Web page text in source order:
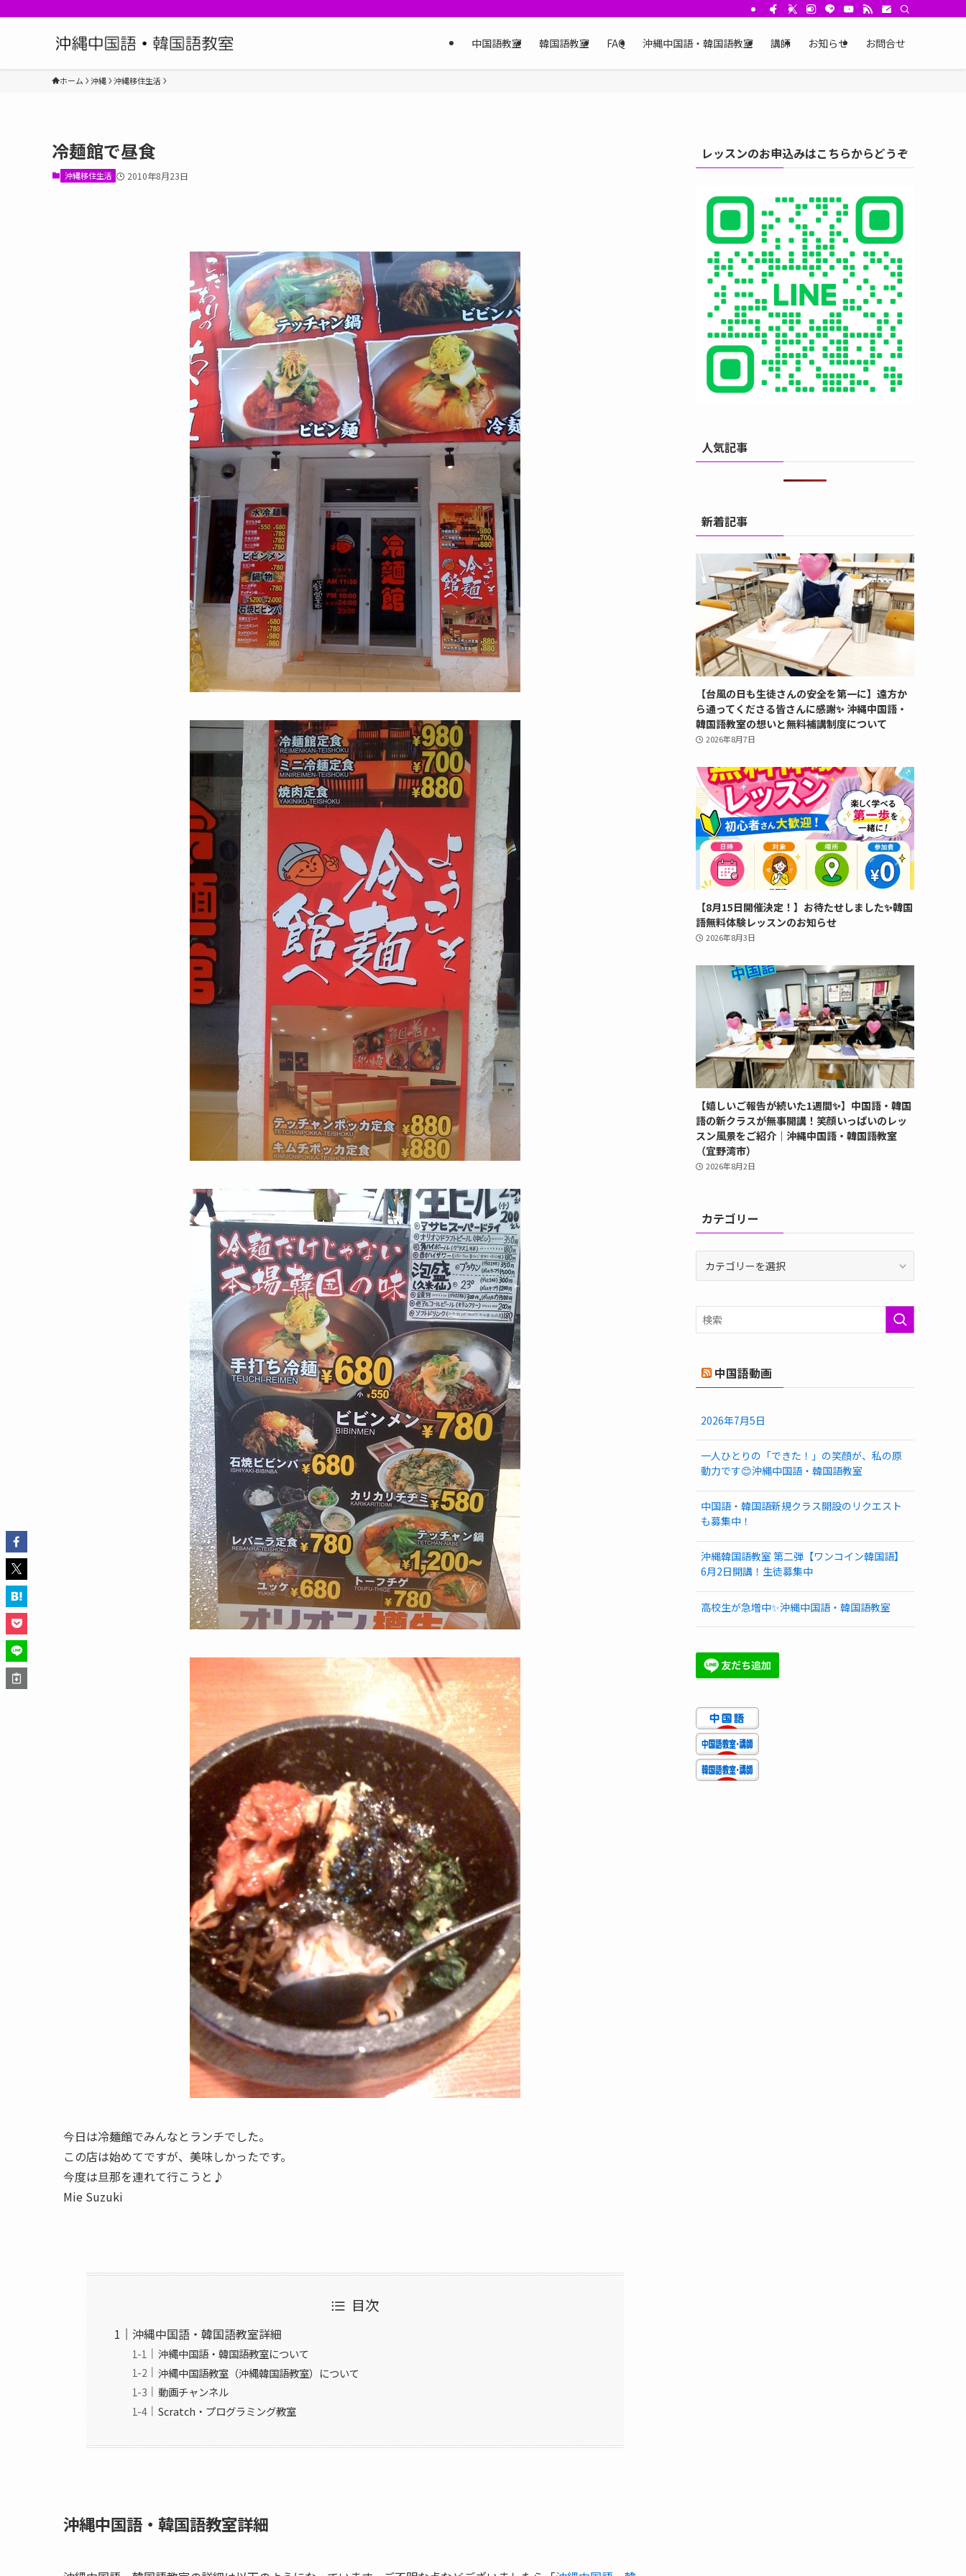
中国語教室 韓国語教室 FAQ 沖縄中国語・韓国語教室 講師 お知らせ お問合せ
ホーム 沖縄 沖縄移住生活
冷麺館で昼食
沖縄移住生活 2010年8月23日
今日は冷麺館でみんなとランチでした。
この店は始めてですが、美味しかったです。
今度は旦那を連れて行こうと♪
Mie Suzuki
目次
沖縄中国語・韓国語教室詳細
沖縄中国語・韓国語教室について
沖縄中国語教室（沖縄韓国語教室）について
動画チャンネル
Scratch・プログラミング教室
沖縄中国語・韓国語教室詳細
レッスンのお申込みはこちらからどうぞ
人気記事
新着記事
【台風の日も生徒さんの安全を第一に】遠方か
ら通ってくださる皆さんに感謝✨ 沖縄中国語・
韓国語教室の想いと無料補講制度について
2026年8月7日
【8月15日開催決定！】お待たせしました✨韓国
語無料体験レッスンのお知らせ
2026年8月3日
【嬉しいご報告が続いた1週間✨】中国語・韓国
語の新クラスが無事開講！笑顔いっぱいのレッ
スン風景をご紹介｜沖縄中国語・韓国語教室
（宜野湾市）
2026年8月2日
カテゴリー
リ
ー
中国語動画
2026年7月5日
一人ひとりの「できた！」の笑顔が、私の原
動力です😊沖縄中国語・韓国語教室
中国語・韓国語新規クラス開設のリクエスト
も募集中！
沖縄韓国語教室 第二弾【ワンコイン韓国語】
6月2日開講！生徒募集中
高校生が急増中✨沖縄中国語・韓国語教室